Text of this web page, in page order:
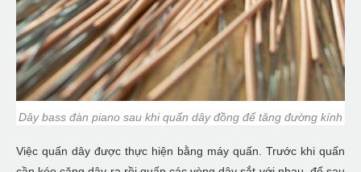
Dây bass đàn piano sau khi quấn dây đồng để tăng đường kính
Việc quấn dây được thực hiện bằng máy quấn. Trước khi quấn